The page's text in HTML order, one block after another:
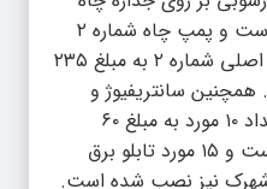
شماره ۲ شهرک صورت گرفته است و پمپ چاه شماره ۲
رزرو شهرک و الکترو پمپ چاه اصلی شماره ۲ به مبلغ ۲۳۵
همچنین سانتریفیوژ و
پمپ‌های ایستگاه پمپاژ به تعداد ۱۰ مورد به مبلغ ۶۰
میلیون تومان تعمیر گردیده است و ۱۵ مورد تابلو برق
شهرک نیز نصب شده است.